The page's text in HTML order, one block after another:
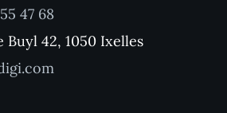
47 68
Buyl 42, 1050 Ixelles